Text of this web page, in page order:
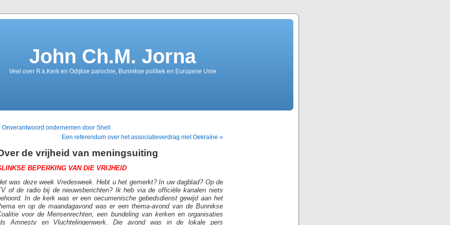
John Ch.M. Jorna
Veel over R.k.Kerk en Odijkse parochie, Bunnikse politiek en Europese Unie
Onverantwoord ondernemen door Shell
Een referendum over het associatieverdrag met Oekraïne »
de vrijheid van meningsuiting
BEPERKING VAN DIE VRIJHEID
was deze week Vredesweek. Hebt u het gemerkt? In uw dagblad? Op de
of de radio bij de nieuwsberichten? Ik heb via de officiële kanalen niets
In de kerk was er een oecumenische gebedsdienst gewijd aan het
en op de maandagavond was er een thema-avond van de Bunnikse
voor de Mensenrechten, een bundeling van kerken en organisaties
Amnesty en Vluchtelingenwerk. Die avond was in de lokale pers